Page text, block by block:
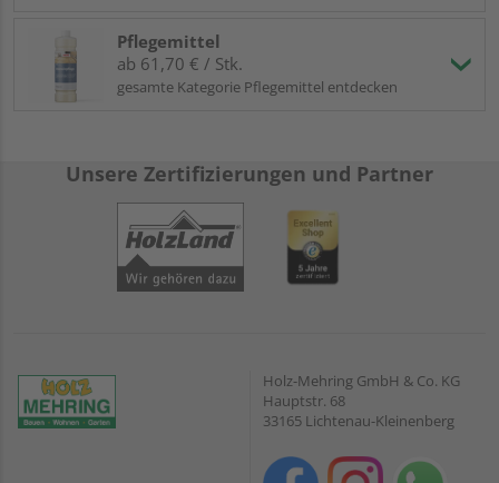
Pflegemittel
ab 61,70 € / Stk.
gesamte Kategorie Pflegemittel entdecken
Unsere Zertifizierungen und Partner
Holz-Mehring GmbH & Co. KG
Hauptstr. 68
33165 Lichtenau-Kleinenberg